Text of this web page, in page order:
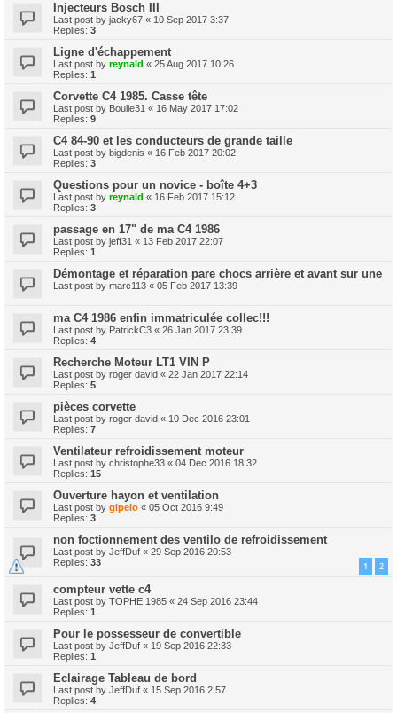
Injecteurs Bosch III
Last post by jacky67 « 10 Sep 2017 3:37
Replies: 3
Ligne d'échappement
Last post by reynald « 25 Aug 2017 10:26
Replies: 1
Corvette C4 1985. Casse tête
Last post by Boulie31 « 16 May 2017 17:02
Replies: 9
C4 84-90 et les conducteurs de grande taille
Last post by bigdenis « 16 Feb 2017 20:02
Replies: 3
Questions pour un novice - boîte 4+3
Last post by reynald « 16 Feb 2017 15:12
Replies: 3
passage en 17" de ma C4 1986
Last post by jeff31 « 13 Feb 2017 22:07
Replies: 1
Démontage et réparation pare chocs arrière et avant sur une
Last post by marc113 « 05 Feb 2017 13:39
ma C4 1986 enfin immatriculée collec!!!
Last post by PatrickC3 « 26 Jan 2017 23:39
Replies: 4
Recherche Moteur LT1 VIN P
Last post by roger david « 22 Jan 2017 22:14
Replies: 5
pièces corvette
Last post by roger david « 10 Dec 2016 23:01
Replies: 7
Ventilateur refroidissement moteur
Last post by christophe33 « 04 Dec 2016 18:32
Replies: 15
Ouverture hayon et ventilation
Last post by gipelo « 05 Oct 2016 9:49
Replies: 3
non foctionnement des ventilo de refroidissement
Last post by JeffDuf « 29 Sep 2016 20:53
Replies: 33 1 2
compteur vette c4
Last post by TOPHE 1985 « 24 Sep 2016 23:44
Replies: 1
Pour le possesseur de convertible
Last post by JeffDuf « 19 Sep 2016 22:33
Replies: 1
Eclairage Tableau de bord
Last post by JeffDuf « 15 Sep 2016 2:57
Replies: 4